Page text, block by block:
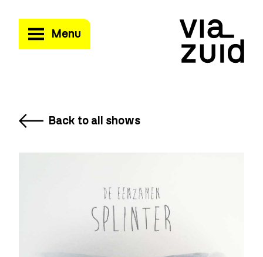
Menu
Back to all shows